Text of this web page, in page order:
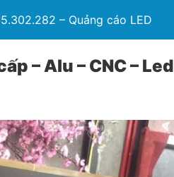
– Quảng cáo LED
– Alu – CNC – Led